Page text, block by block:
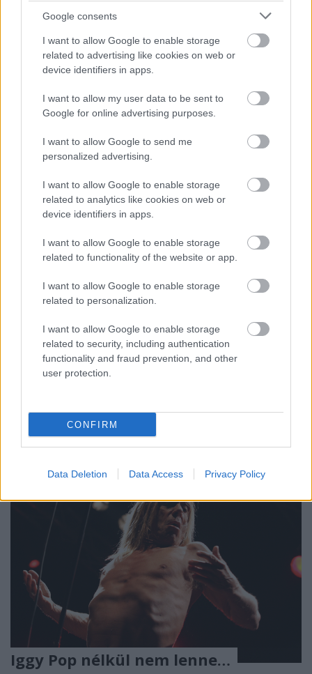
Google consents
I want to allow Google to enable storage
related to advertising like cookies on web or
device identifiers in apps.
I want to allow my user data to be sent to
Google for online advertising purposes.
I want to allow Google to send me
personalized advertising.
I want to allow Google to enable storage
related to analytics like cookies on web or
device identifiers in apps.
I want to allow Google to enable storage
related to functionality of the website or app.
I want to allow Google to enable storage
related to personalization.
I want to allow Google to enable storage
related to security, including authentication
functionality and fraud prevention, and other
user protection.
CONFIRM
Data Deletion Data Access Privacy Policy
Caleb Landry Jones májusban jelenteti meg
alapján pont olyan zaklatott zenét szerez, mint
amilyenek az alakításai.
Csütörtökön Jozef Van Wissem az A38
Hajón!
coffinshaker•2019. október 15.
Iggy Pop nélkül nem lenne…